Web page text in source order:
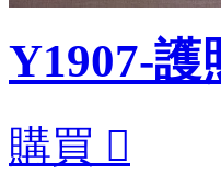
Y1907-護
購買 